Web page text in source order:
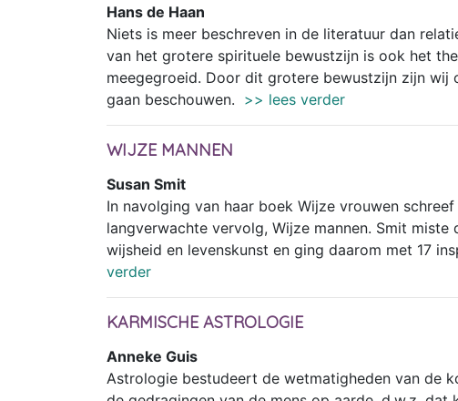
Hans de Haan
Niets is meer beschreven in de literatuur dan
van het grotere spirituele bewustzijn is ook het
meegegroeid. Door dit grotere bewustzijn zijn wij
gaan beschouwen. >> lees verder
WIJZE MANNEN
Susan Smit
In navolging van haar boek Wijze vrouwen schreef
langverwachte vervolg, Wijze mannen. Smit miste
wijsheid en levenskunst en ging daarom met 17
verder
KARMISCHE ASTROLOGIE
Anneke Guis
Astrologie bestudeert de wetmatigheden van de